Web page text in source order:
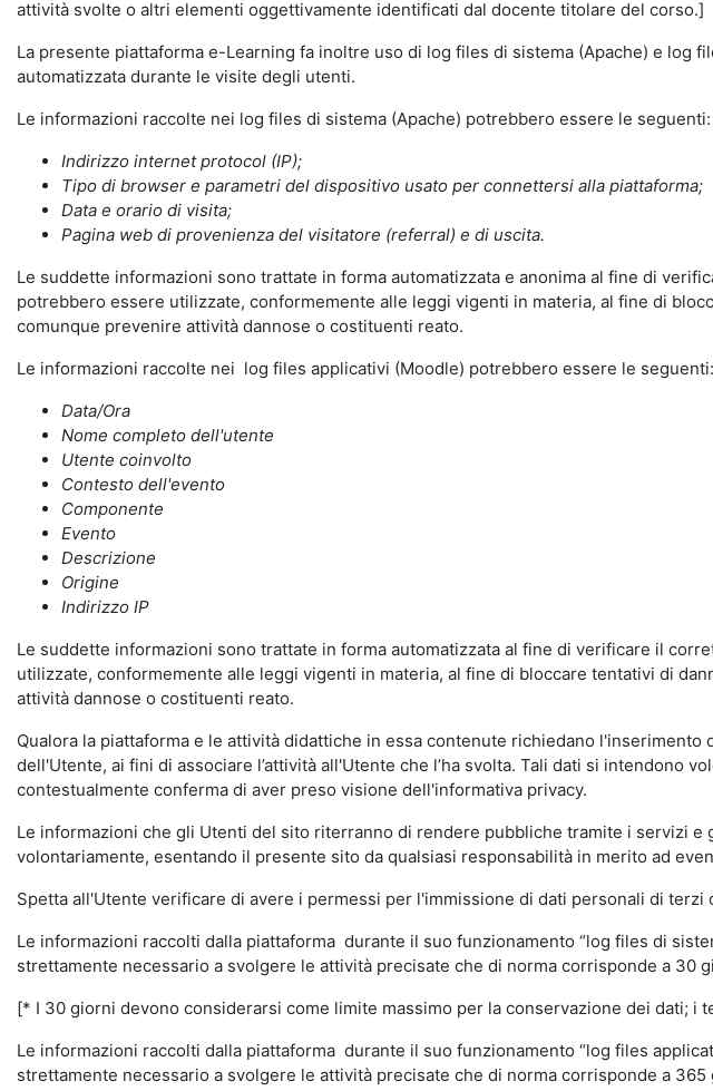
attività svolte o altri elementi oggettivamente identificati dal docente titolare del corso.]
La presente piattaforma e-Learning fa inoltre uso di log files di sistema (Apache) e
automatizzata durante le visite degli utenti.
Le informazioni raccolte nei log files di sistema (Apache) potrebbero essere le seguenti:
Indirizzo internet protocol (IP);
Tipo di browser e parametri del dispositivo usato per connettersi alla piattaforma;
Data e orario di visita;
Pagina web di provenienza del visitatore (referral) e di uscita.
Le suddette informazioni sono trattate in forma automatizzata e anonima al fine di
potrebbero essere utilizzate, conformemente alle leggi vigenti in materia, al fine di
comunque prevenire attività dannose o costituenti reato.
Le informazioni raccolte nei log files applicativi (Moodle) potrebbero essere le seguenti:
Data/Ora
Nome completo dell'utente
Utente coinvolto
Contesto dell'evento
Componente
Evento
Descrizione
Origine
Indirizzo IP
Le suddette informazioni sono trattate in forma automatizzata al fine di verificare il
utilizzate, conformemente alle leggi vigenti in materia, al fine di bloccare tentativi di
attività dannose o costituenti reato.
Qualora la piattaforma e le attività didattiche in essa contenute richiedano
dell'Utente, ai fini di associare l’attività all'Utente che l’ha svolta. Tali dati si intendono
contestualmente conferma di aver preso visione dell'informativa privacy.
Le informazioni che gli Utenti del sito riterranno di rendere pubbliche tramite i servizi
volontariamente, esentando il presente sito da qualsiasi responsabilità in merito ad
Spetta all'Utente verificare di avere i permessi per l'immissione di dati personali di
Le informazioni raccolti dalla piattaforma durante il suo funzionamento “log files di
strettamente necessario a svolgere le attività precisate che di norma corrisponde a 30
[* I 30 giorni devono considerarsi come limite massimo per la conservazione dei dati;
Le informazioni raccolti dalla piattaforma durante il suo funzionamento “log files
strettamente necessario a svolgere le attività precisate che di norma corrisponde a 365